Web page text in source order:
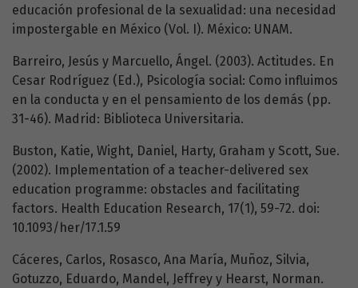
educación profesional de la sexualidad: una necesidad
impostergable en México (Vol. I). México: UNAM.
Barreiro, Jesús y Marcuello, Ángel. (2003). Actitudes. En
Cesar Rodríguez (Ed.), Psicología social: Como influimos
en la conducta y en el pensamiento de los demás (pp.
31-46). Madrid: Biblioteca Universitaria.
Buston, Katie, Wight, Daniel, Harty, Graham y Scott, Sue.
(2002). Implementation of a teacher-delivered sex
education programme: obstacles and facilitating
factors. Health Education Research, 17(1), 59-72. doi:
10.1093/her/17.1.59
Cáceres, Carlos, Rosasco, Ana María, Muñoz, Silvia,
Gotuzzo, Eduardo, Mandel, Jeffrey y Hearst, Norman.